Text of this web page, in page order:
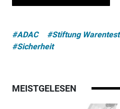
#ADAC #Stiftung Warentest
#Sicherheit
MEISTGELESEN